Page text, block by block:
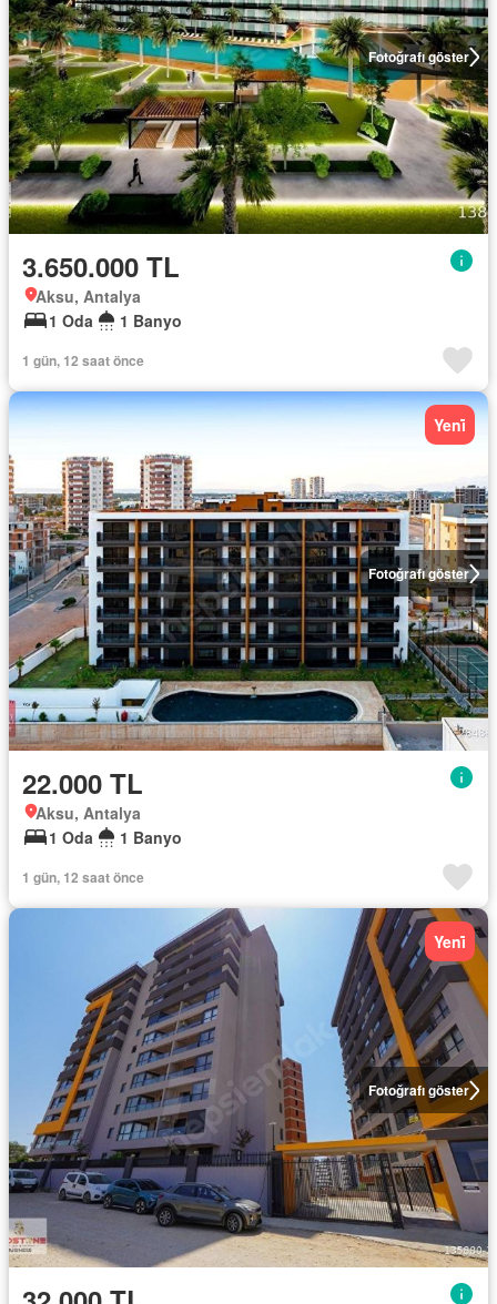
Fotoğrafı göster
3.650.000 TL
Aksu, Antalya
1 Oda
1 Banyo
1 gün, 12 saat önce
Fotoğrafı göster
Yeni̇
22.000 TL
Aksu, Antalya
1 Oda
1 Banyo
1 gün, 12 saat önce
Fotoğrafı göster
Yeni̇